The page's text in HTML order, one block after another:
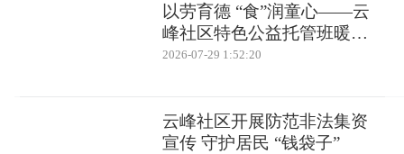
以劳育德 “食”润童心——云
峰社区特色公益托管班暖心
开营
2026-07-29 1:52:20
云峰社区开展防范非法集资
宣传 守护居民 “钱袋子”